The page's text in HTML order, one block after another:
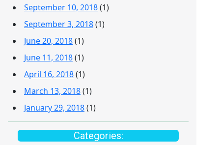
September 10, 2018(1)
September 3, 2018(1)
June 20, 2018(1)
June 11, 2018(1)
April 16, 2018(1)
March 13, 2018(1)
January 29, 2018(1)
Categories: